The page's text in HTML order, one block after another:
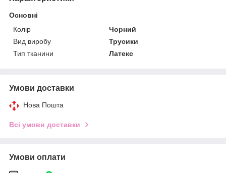
Основні
Колір
Чорний
Вид виробу
Трусики
Тип тканини
Латекс
Умови доставки
Нова Пошта
Всі умови доставки
Умови оплати